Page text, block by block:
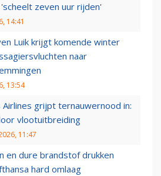
zeven uur rijden'
14:41
Luik krijgt komende winter
naar
13:54
Airlines grijpt ternauwernood in:
vlootuitbreiding
11:47
en dure brandstof drukken
hard omlaag